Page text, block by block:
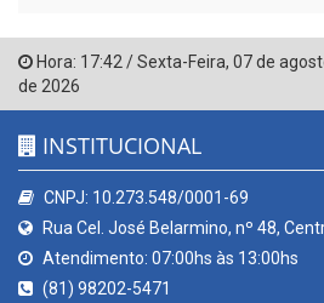
Hora: 17:42 /Sexta-Feira, 07 de
de 2026
INSTITUCIONAL
CNPJ: 10.273.548/0001-69
Rua Cel. José Belarmino, nº 48,
Atendimento: 07:00hs às 13:00hs
(81) 98202-5471